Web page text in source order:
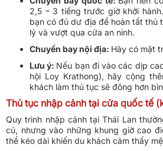
2,5 – 3 tiếng trước giờ khởi
bạn có đủ dư địa để hoàn tất thủ
lý và vượt qua cửa an ninh.
Chuyến bay nội địa: Hãy có mặt
Lưu ý: Nếu bạn đi vào các dịp
hội Loy Krathong), hãy cộng
khách làm thủ tục sẽ đông hơn
Thủ tục nhập cảnh tại cửa quốc tế
Quy trình nhập cảnh tại Thái Lan
củ, nhưng vào những khung giờ cao
thể kéo dài khiến du khách cảm thấy